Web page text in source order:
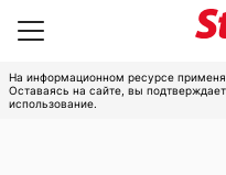
На информационном ресурсе
Оставаясь на сайте, вы
использование.